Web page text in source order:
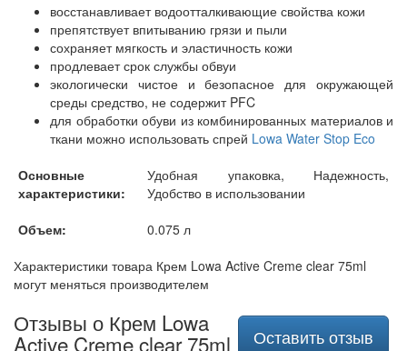
восстанавливает водоотталкивающие свойства кожи
препятствует впитыванию грязи и пыли
сохраняет мягкость и эластичность кожи
продлевает срок службы обвуи
экологически чистое и безопасное для окружающей
среды средство, не содержит PFC
для обработки обуви из комбинированных материалов и
ткани можно использовать спрей Lowa Water Stop Eco
Основные
характеристики:
Удобная упаковка, Надежность,
Удобство в использовании
Объем:
0.075 л
Характеристики товара Крем Lowa Active Creme clear 75ml
могут меняться производителем
Оставить отзыв
Отзывы о Крем Lowa
Active Creme clear 75ml